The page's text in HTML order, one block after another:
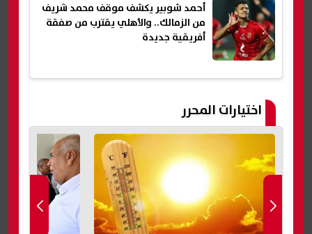
أحمد شوبير يكشف موقف محمد شريف
من الزمالك.. والأهلي يقترب من صفقة
أفريقية جديدة
اختيارات المحرر